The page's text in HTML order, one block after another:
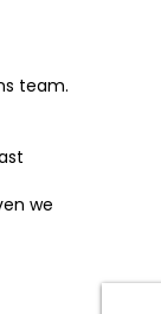
team.
we